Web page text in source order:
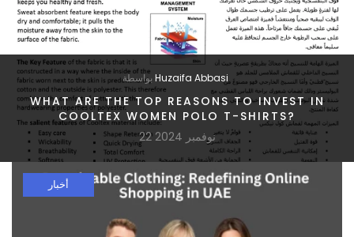
بواسطةHuzaifa Abbasi
WHAT ARE THE TOP REASONS TO INVEST IN
COOLTEX WOMEN POLO T-SHIRTS?
22 نوفمبر 2024
أخبار